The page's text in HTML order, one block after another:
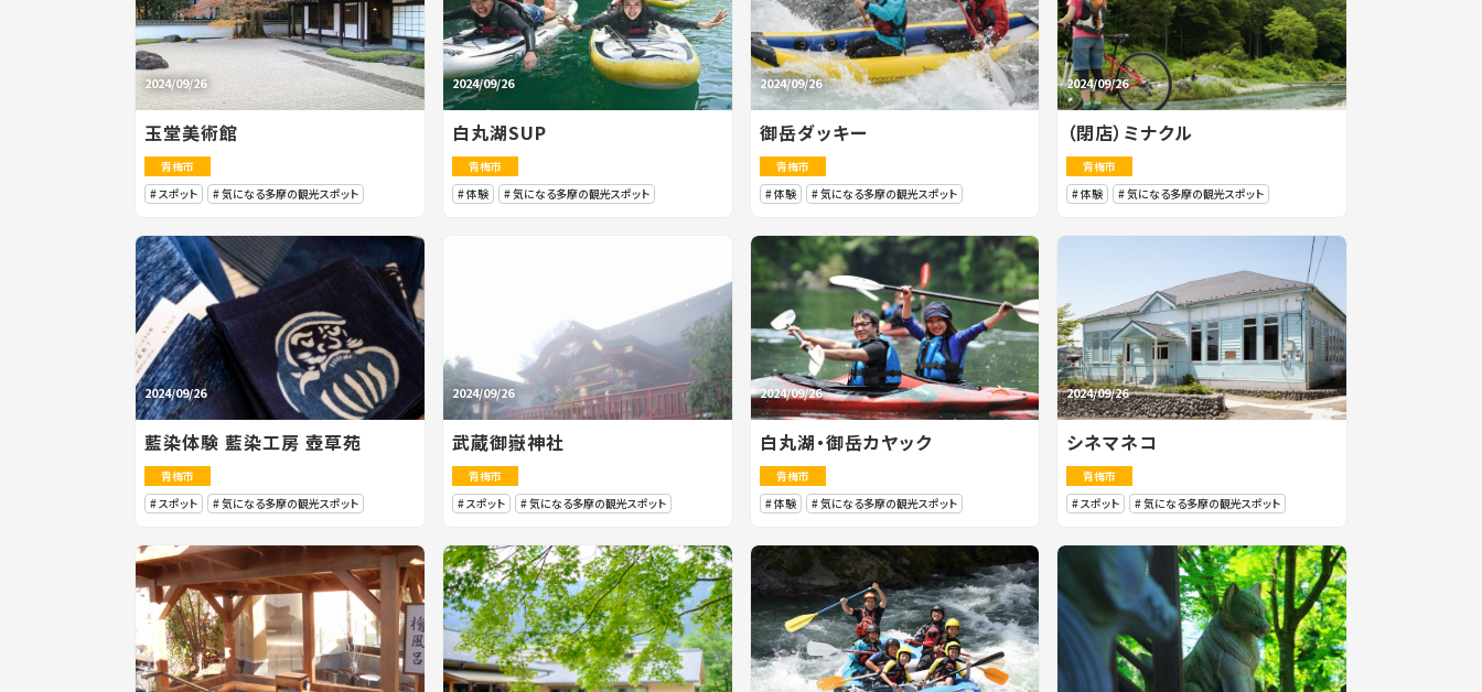
2024/09/26
玉堂美術館
青梅市
スポット
気になる多摩の観光スポット
2024/09/26
白丸湖SUP
青梅市
体験
気になる多摩の観光スポット
2024/09/26
御岳ダッキー
青梅市
体験
気になる多摩の観光スポット
2024/09/26
（閉店）ミナクル
青梅市
体験
気になる多摩の観光スポット
2024/09/26
藍染体験 藍染工房 壺草苑
青梅市
スポット
気になる多摩の観光スポット
2024/09/26
武蔵御嶽神社
青梅市
スポット
気になる多摩の観光スポット
2024/09/26
白丸湖・御岳カヤック
青梅市
体験
気になる多摩の観光スポット
2024/09/26
シネマネコ
青梅市
スポット
気になる多摩の観光スポット